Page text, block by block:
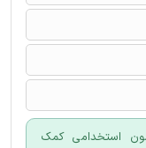
استخدامی کمک